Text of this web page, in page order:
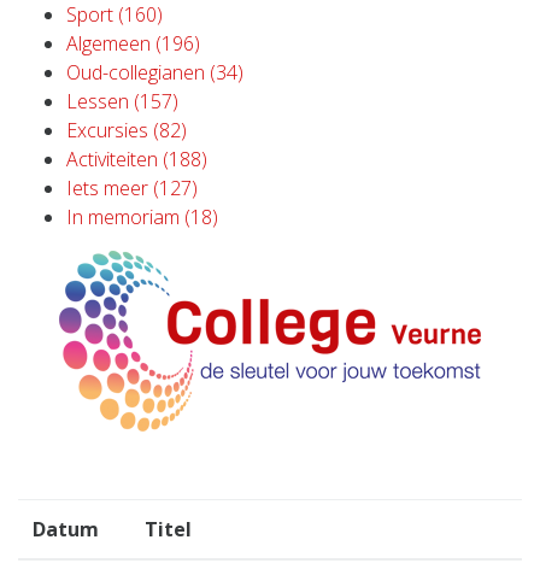
Sport (160)
Algemeen (196)
Oud-collegianen (34)
Lessen (157)
Excursies (82)
Activiteiten (188)
Iets meer (127)
In memoriam (18)
Datum Titel